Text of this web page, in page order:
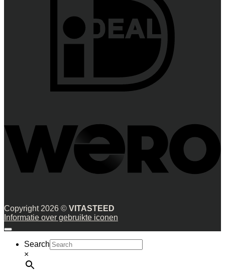
Copyright 2026 © VITASTEED
Informatie over gebruikte iconen
Search
×